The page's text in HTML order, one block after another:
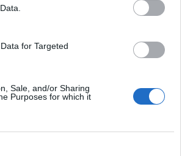
for Targeted
Sale, and/or Sharing
Purposes for which it
1922
ποδιών,
γίνεται η 16η